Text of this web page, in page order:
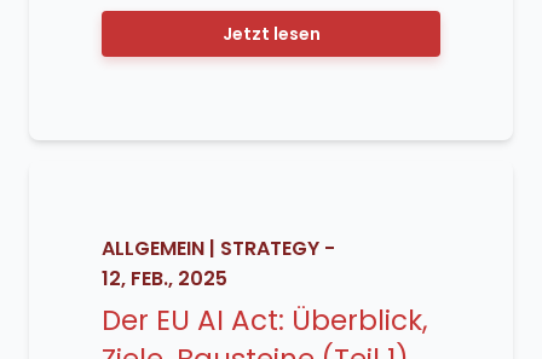
Jetzt lesen
ALLGEMEIN| STRATEGY-
12, FEB., 2025
Der EU AI Act: Überblick,